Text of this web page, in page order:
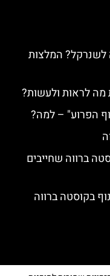
לשנרקל? המלצות
מה לראות ולעשות?
הפרוע" – למה?
ברווה שחייבים